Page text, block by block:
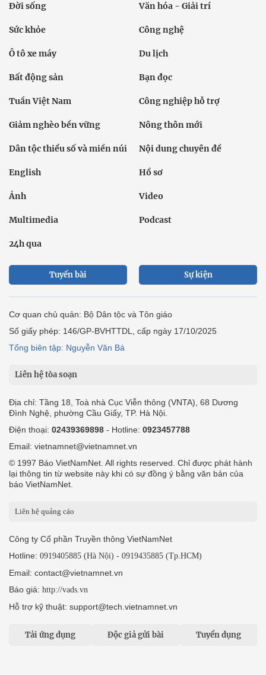
Đời sống Văn hóa - Giải trí
Sức khỏe Công nghệ
Ô tô xe máy Du lịch
Bất động sản Bạn đọc
Tuần Việt Nam Công nghiệp hỗ trợ
Giảm nghèo bền vững Nông thôn mới
Dân tộc thiểu số và miền núi Nội dung chuyên đề
English Hồ sơ
Ảnh Video
Multimedia Podcast
24h qua
Tuyến bài Sự kiện
Cơ quan chủ quản: Bộ Dân tộc và Tôn giáo
Số giấy phép: 146/GP-BVHTTDL, cấp ngày 17/10/2025
Tổng biên tập: Nguyễn Văn Bá
Liên hệ tòa soạn
Địa chỉ: Tầng 18, Toà nhà Cục Viễn thông (VNTA), 68 Dương
Đình Nghệ, phường Cầu Giấy, TP. Hà Nội.
Điện thoại: 02439369898 - Hotline: 0923457788
Email: vietnamnet@vietnamnet.vn
© 1997 Báo VietNamNet. All rights reserved. Chỉ được phát hành
lại thông tin từ website này khi có sự đồng ý bằng văn bản của
báo VietNamNet.
Liên hệ quảng cáo
Công ty Cổ phần Truyền thông VietNamNet
Hotline: 0919405885 (Hà Nội) - 0919435885 (Tp.HCM)
Email: contact@vietnamnet.vn
Báo giá: http://vads.vn
Hỗ trợ kỹ thuật: support@tech.vietnamnet.vn
Tải ứng dụng Độc giả gửi bài Tuyển dụng